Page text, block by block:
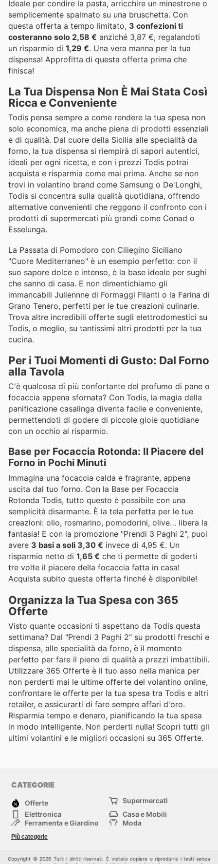
Ideale per condire la pasta, arricchire un minestrone o
semplicemente spalmato su una bruschetta. Con
questa offerta a tempo limitato, 3 confezioni ti
costeranno solo 2,58 € anziché 3,87 €, regalandoti
un risparmio di 1,29 €. Una vera manna per la tua
dispensa! Approfitta di questa offerta prima che
finisca!
La Tua Dispensa Non È Mai Stata Così
Ricca e Conveniente
Todis pensa sempre a come rendere la tua spesa non
solo economica, ma anche piena di prodotti essenziali
e di qualità. Dal cuore della Sicilia alle specialità da
forno, la tua dispensa si riempirà di sapori autentici,
ideali per ogni ricetta, e con i prezzi Todis potrai
acquista e risparmia come mai prima. Anche se non
trovi in volantino brand come Samsung o De'Longhi,
Todis si concentra sulla qualità quotidiana, offrendo
alternative convenienti che reggono il confronto con i
prodotti di supermercati più grandi come Conad o
Esselunga.
La Passata di Pomodoro con Ciliegino Siciliano
"Cuore Mediterraneo" è un esempio perfetto: con il
suo sapore dolce e intenso, è la base ideale per sughi
che sanno di casa. E non dimentichiamo gli
immancabili Juliennne di Formaggi Filanti o la Farina di
Grano Tenero, perfetti per le tue creazioni culinarie.
Trova altre incredibili offerte sugli elettrodomestici su
Todis, o meglio, su tantissimi altri prodotti per la tua
cucina.
Per i Tuoi Momenti di Gusto: Dal Forno
alla Tavola
C'è qualcosa di più confortante del profumo di pane o
focaccia appena sfornata? Con Todis, la magia della
panificazione casalinga diventa facile e conveniente,
permettendoti di godere di piccole gioie quotidiane
con un occhio al risparmio.
Base per Focaccia Rotonda: Il Piacere del
Forno in Pochi Minuti
Immagina una focaccia calda e fragrante, appena
uscita dal tuo forno. Con la Base per Focaccia
Rotonda Todis, tutto questo è possibile con una
semplicità disarmante. È la tela perfetta per le tue
creazioni: olio, rosmarino, pomodorini, olive… libera la
fantasia! E con la promozione "Prendi 3 Paghi 2", puoi
avere 3 basi a soli 3,30 € invece di 4,95 €. Un
risparmio netto di 1,65 € che ti permette di goderti
tre volte il piacere della focaccia fatta in casa!
Acquista subito questa offerta finché è disponibile!
Organizza la Tua Spesa con 365
Offerte
Visto quante occasioni ti aspettano da Todis questa
settimana? Dal "Prendi 3 Paghi 2" su prodotti freschi e
dispensa, alle specialità da forno, è il momento
perfetto per fare il pieno di qualità a prezzi imbattibili.
Utilizzare 365 Offerte è il tuo asso nella manica per
non perderti mai le ultime offerte del volantino online,
confrontare le offerte per la tua spesa tra Todis e altri
retailer, e assicurarti di fare sempre affari d'oro.
Risparmia tempo e denaro, pianificando la tua spesa
in modo intelligente. Non perderti nulla! Scopri tutti gli
ultimi volantini e le migliori occasioni su 365 Offerte.
CATEGORIE
Offerte
Supermercati
Elettronica
Casa e Mobili
Ferramenta e Giardino
Moda
Bambini e Neonati
Più categorie
Copyright © 2026 Tutti i diritti riservati. È vietato copiare o riprodurre i testi senza